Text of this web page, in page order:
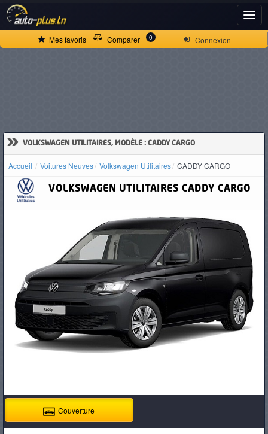
Connexion
Mes favoris Comparer 0
» VOLKSWAGEN UTILITAIRES, MODÈLE : CADDY CARGO
Accueil Voitures Neuves Volkswagen Utilitaires CADDY CARGO
VOLKSWAGEN UTILITAIRES CADDY CARGO
Couverture
ACCUEIL
D'OCCASION
PNEUS